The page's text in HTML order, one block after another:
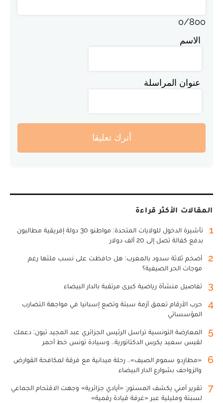
0/800
الاسم
عنوان المراسلة
أترك تعليقا
المقالات الأكثر قراءة
1
تأشيرة الدخول للولايات المتحدة: مواطنو 30 دولة إفريقية مطالبون
بدفع كفالة تصل إلى 20 ألف دولار
2
أضخم ثلاثة سدود بالمغرب: هل حافظت على نسب ملئها رغم
موجات الحر الصيفية؟
3 تفاصيل منشأة رياضية كبرى مرتقبة بالدار البيضاء
4
حرب الأرقام تعمق أزمة سبتة وتضع إسبانيا في مواجهة التضارب
المؤسساتي
5
المعارضة التونسية تراسل الرئيس الجزائري عبد المجيد تبون: دعمك
لقيس سعيد يكرس الدكتاتورية.. وسيادة تونس خط أحمر
6
«مطارِدو سموم الصيف».. رحلة ميدانية مع فرقة لمكافحة القوارض
والزواحف بشوارع الدار البيضاء
7
تقرير أمني يكشف المستور: «أيادي جزائرية» وجهت الاقتحام الجماعي
لسبتة ومليلية عبر «غرفة قيادة رقمية»